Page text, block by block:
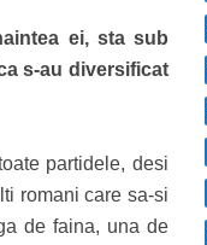
ei, sta sub
s-au diversificat
partidele, desi
romani care sa-si
de faina, una de